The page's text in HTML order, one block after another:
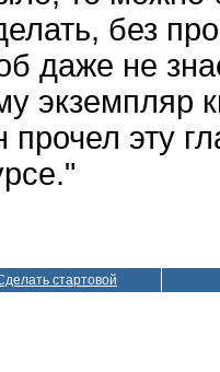
без
даже не
экземпляр
прочел эту
стартовой